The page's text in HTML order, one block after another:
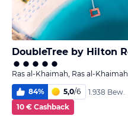
Ras al-Khaimah, Ras al-Khaimah
84% 5,0/6
1.938 Bew.
10 € Cashback